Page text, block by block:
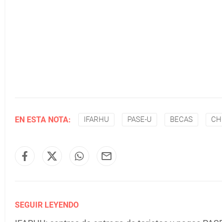
EN ESTA NOTA: IFARHU PASE-U BECAS
SEGUIR LEYENDO